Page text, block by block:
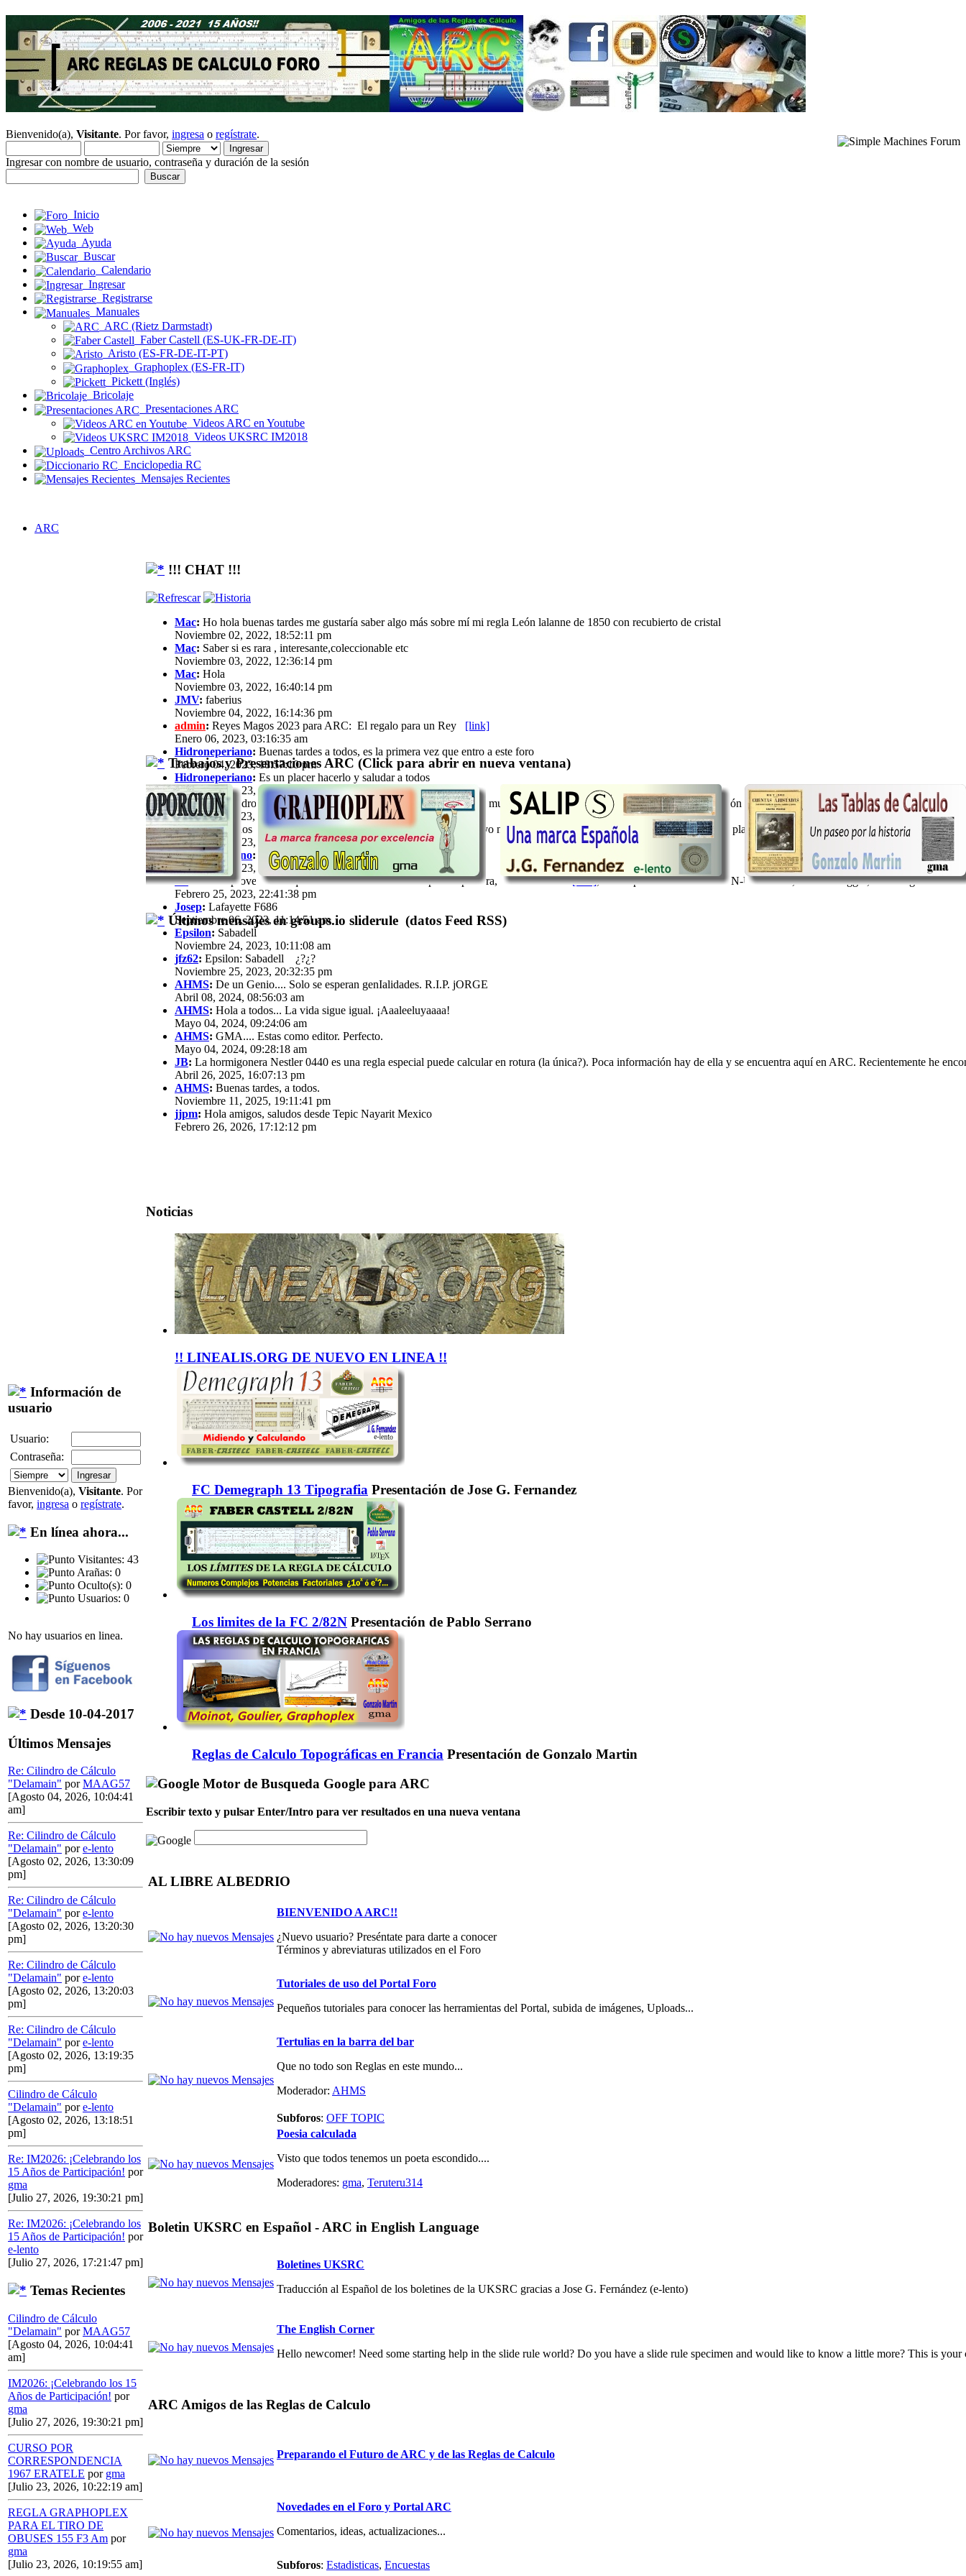
Bienvenido(a), Visitante. Por favor, ingresa o regístrate.
Ingresar con nombre de usuario, contraseña y duración de la sesión
Inicio
Web
Ayuda
Buscar
Calendario
Ingresar
Registrarse
Manuales
ARC (Rietz Darmstadt)
Faber Castell (ES-UK-FR-DE-IT)
Aristo (ES-FR-DE-IT-PT)
Graphoplex (ES-FR-IT)
Pickett (Inglés)
Bricolaje
Presentaciones ARC
Videos ARC en Youtube
Videos UKSRC IM2018
Centro Archivos ARC
Enciclopedia RC
Mensajes Recientes
ARC
Información de
usuario
Usuario:
Contraseña:
Bienvenido(a), Visitante. Por
favor, ingresa o regístrate.
En línea ahora...
Visitantes: 43
Arañas: 0
Oculto(s): 0
Usuarios: 0
No hay usuarios en linea.
Desde 10-04-2017
Últimos Mensajes
Re: Cilindro de Cálculo
"Delamain" porMAAG57
[Agosto 04, 2026, 10:04:41
am]
Re: Cilindro de Cálculo
"Delamain" pore-lento
[Agosto 02, 2026, 13:30:09
pm]
Re: Cilindro de Cálculo
"Delamain" pore-lento
[Agosto 02, 2026, 13:20:30
pm]
Re: Cilindro de Cálculo
"Delamain" pore-lento
[Agosto 02, 2026, 13:20:03
pm]
Re: Cilindro de Cálculo
"Delamain" pore-lento
[Agosto 02, 2026, 13:19:35
pm]
Cilindro de Cálculo
"Delamain" pore-lento
[Agosto 02, 2026, 13:18:51
pm]
Re: IM2026: ¡Celebrando los
15 Años de Participación! por
gma
[Julio 27, 2026, 19:30:21 pm]
Re: IM2026: ¡Celebrando los
15 Años de Participación! por
e-lento
[Julio 27, 2026, 17:21:47 pm]
Temas Recientes
Cilindro de Cálculo
"Delamain" porMAAG57
[Agosto 04, 2026, 10:04:41
am]
IM2026: ¡Celebrando los 15
Años de Participación! por
gma
[Julio 27, 2026, 19:30:21 pm]
CURSO POR
CORRESPONDENCIA
1967 ERATELE por gma
[Julio 23, 2026, 10:22:19 am]
REGLA GRAPHOPLEX
PARA EL TIRO DE
OBUSES 155 F3 Am por
gma
[Julio 23, 2026, 10:19:55 am]
!!! CHAT !!!
Mac: Ho hola buenas tardes me gustaría saber algo más sobre mí mi regla León lalanne de 1850 con recubierto de cristal
Noviembre 02, 2022, 18:52:11 pm
Mac: Saber si es rara , interesante,coleccionable etc
Noviembre 03, 2022, 12:36:14 pm
Mac: Hola
Noviembre 03, 2022, 16:40:14 pm
JMV: faberius
Noviembre 04, 2022, 16:14:36 pm
admin: Reyes Magos 2023 para ARC: El regalo para un Rey [link]
Enero 06, 2023, 03:16:35 am
Hidroneperiano: Buenas tardes a todos, es la primera vez que entro a este foro
Febrero 04, 2023, 18:57:10 pm
Hidroneperiano: Es un placer hacerlo y saludar a todos
Febrero 04, 2023, 18:57:33 pm
jfz62:Hola Hidroperiano, Ya habrás comprobado que el chat no esta muy poblado, mejor escribe un mensaje de presentación en la sección Bienvenido a ARC:[link]
Febrero 11, 2023, 21:03:25 pm
JB:Hola a todos Soy José María, de "un lugar de La Mancha de cuyo nombre no quiero acordarme", recién llegado a esta plaza. Cuando he buscado manuales o
Febrero 13, 2023, 16:39:57 pm
Hidroneperiano: Hola a todos me estreno en el chat
Febrero 15, 2023, 20:44:40 pm
JB:Hola. Aprovechando que a estas horas nadie me disputa la palabra, os envío el link[link], donde podéis trastear con la N-Universale, sistema Baggio, como regla virtual.
Febrero 25, 2023, 22:41:38 pm
Josep: Lafayette F686
Septiembre 06, 2023, 11:14:51 am
Epsilon: Sabadell
Noviembre 24, 2023, 10:11:08 am
jfz62: Epsilon: Sabadell ¿?¿?
Noviembre 25, 2023, 20:32:35 pm
AHMS: De un Genio.... Solo se esperan genIalidades. R.I.P. jORGE
Abril 08, 2024, 08:56:03 am
AHMS: Hola a todos... La vida sigue igual. ¡Aaaleeluyaaaa!
Mayo 04, 2024, 09:24:06 am
AHMS: GMA.... Estas como editor. Perfecto.
Mayo 04, 2024, 09:28:18 am
JB: La hormigonera Nestler 0440 es una regla especial puede calcular en rotura (la única?). Poca información hay de ella y se encuentra aquí en ARC. Recientemente he
Abril 26, 2025, 16:07:13 pm
AHMS: Buenas tardes, a todos.
Noviembre 11, 2025, 19:11:41 pm
jjpm: Hola amigos, saludos desde Tepic Nayarit Mexico
Febrero 26, 2026, 17:12:12 pm
Trabajos y Presentaciones ARC (Click para abrir en nueva ventana)
Últimos mensajes en groups.io sliderule (datos Feed RSS)
Noticias
!! LINEALIS.ORG DE NUEVO EN LINEA !!
FC Demegraph 13 Tipografia Presentación de Jose G. Fernandez
Los limites de la FC 2/82N Presentación de Pablo Serrano
Reglas de Calculo Topográficas en Francia Presentación de Gonzalo Martin
Motor de Busqueda Google para ARC
Escribir texto y pulsar Enter/Intro para ver resultados en una nueva ventana
AL LIBRE ALBEDRIO
BIENVENIDO A ARC!!
¿Nuevo usuario? Preséntate para darte a conocer
Términos y abreviaturas utilizados en el Foro
Tutoriales de uso del Portal Foro
Pequeños tutoriales para conocer las herramientas del Portal, subida de imágenes, Uploads...
Tertulias en la barra del bar
Que no todo son Reglas en este mundo...
Moderador: AHMS
Subforos: OFF TOPIC
Poesia calculada
Visto que todos tenemos un poeta escondido....
Moderadores: gma, Teruteru314
Boletin UKSRC en Español - ARC in English Language
Boletines UKSRC
Traducción al Español de los boletines de la UKSRC gracias a Jose G. Fernández (e-lento)
The English Corner
Hello newcomer! Need some starting help in the slide rule world? Do you have a slide rule specimen and would like to know a little more? This is your
ARC Amigos de las Reglas de Calculo
Preparando el Futuro de ARC y de las Reglas de Calculo
Novedades en el Foro y Portal ARC
Comentarios, ideas, actualizaciones...
Subforos: Estadisticas, Encuestas